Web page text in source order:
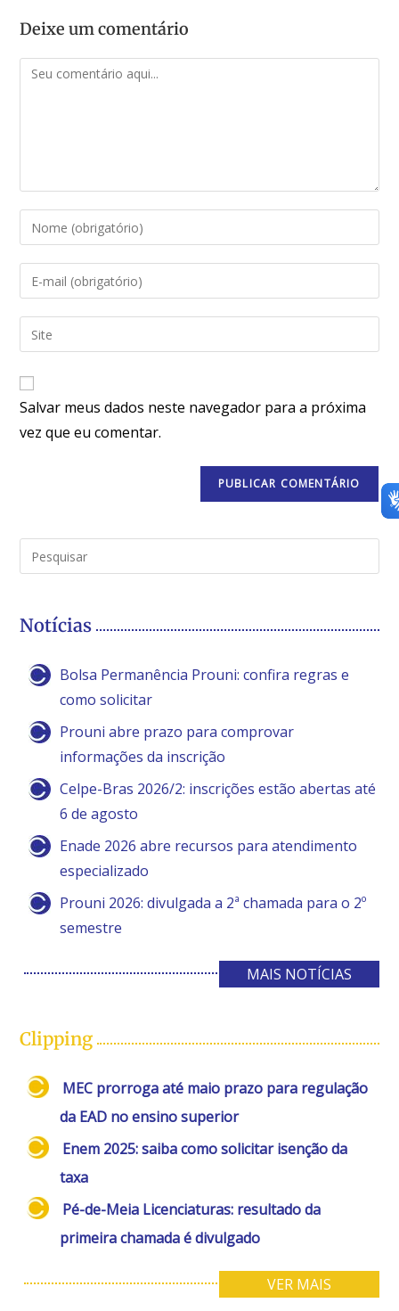
Deixe um comentário
Salvar meus dados neste navegador para a próxima
vez que eu comentar.
Notícias
Bolsa Permanência Prouni: confira regras e
como solicitar
Prouni abre prazo para comprovar
informações da inscrição
Celpe-Bras 2026/2: inscrições estão abertas até
6 de agosto
Enade 2026 abre recursos para atendimento
especializado
Prouni 2026: divulgada a 2ª chamada para o 2º
semestre
MAIS NOTÍCIAS
Clipping
MEC prorroga até maio prazo para regulação
da EAD no ensino superior
Enem 2025: saiba como solicitar isenção da
taxa
Pé-de-Meia Licenciaturas: resultado da
primeira chamada é divulgado
VER MAIS